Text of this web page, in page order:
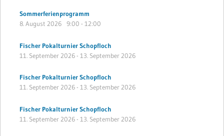
Sommerferienprogramm
8. August 2026 9:00 - 12:00
Fischer Pokalturnier Schopfloch
11. September 2026- 13. September 2026
Fischer Pokalturnier Schopfloch
11. September 2026- 13. September 2026
Fischer Pokalturnier Schopfloch
11. September 2026- 13. September 2026